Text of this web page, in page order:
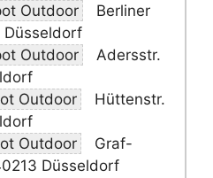
Outdoor
Berliner
Düsseldorf
Outdoor
Adersstr.
Outdoor
Hüttenstr.
Outdoor
Graf-
Düsseldorf